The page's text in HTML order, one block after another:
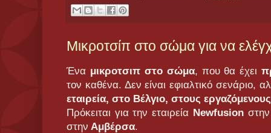
Μικροτσίπ στο σώμα για να
Ένα μικροτσιπ στο σώμα, που θα έχει
τον καθένα. Δεν είναι εφιαλτικό σενάριο,
εταιρεία, στο Βέλγιο, στους εργαζόμενους
Πρόκειται για την εταιρεία Newfusion
στην Αμβέρσα.